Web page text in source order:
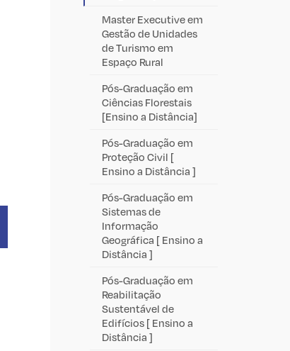
Master Executive em
Gestão de Unidades
de Turismo em
Espaço Rural
Pós-Graduação em
Ciências Florestais
[Ensino a Distância]
Pós-Graduação em
Proteção Civil [
Ensino a Distância ]
Pós-Graduação em
Sistemas de
Informação
Geográfica [ Ensino a
Distância ]
Pós-Graduação em
Reabilitação
Sustentável de
Edifícios [ Ensino a
Distância ]